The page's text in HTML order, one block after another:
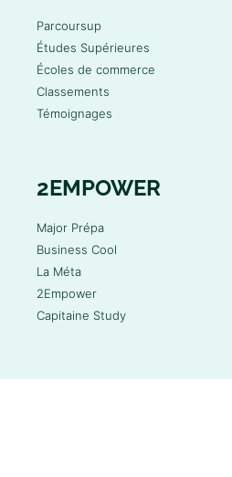
Parcoursup
Études Supérieures
Écoles de commerce
Classements
Témoignages
2EMPOWER
Major Prépa
Business Cool
La Méta
2Empower
Capitaine Study